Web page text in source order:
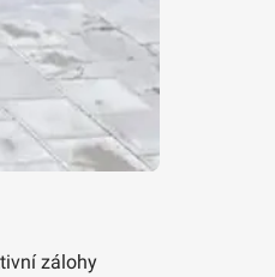
zálohy